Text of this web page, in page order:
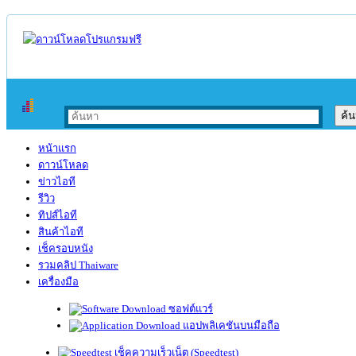
หน้าแรก
ดาวน์โหลด
ข่าวไอที
รีวิว
ทิปส์ไอที
สินค้าไอที
เช็ครอบหนัง
รวมคลิป Thaiware
เครื่องมือ
ซอฟต์แวร์
แอปพลิเคชันบนมือถือ
เช็คความเร็วเน็ต (Speedtest)